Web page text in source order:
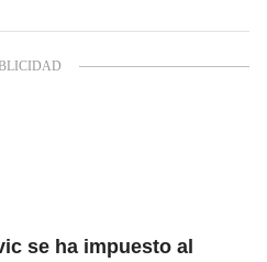
se ha impuesto al